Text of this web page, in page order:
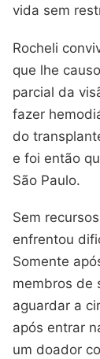
vida sem
Rocheli
que lhe
parcial da
fazer
do
e foi então
São Paulo.
Sem
enfrentou
Somente
membros de
aguardar a
após entrar
um doador